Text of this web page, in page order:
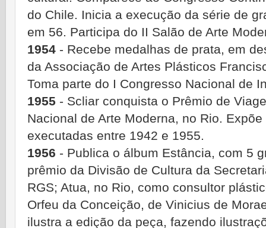
do Chile. Inicia a execução da série de
em 56. Participa do II Salão de Arte
1954 - Recebe medalhas de prata, em
da Associação de Artes Plásticos
Toma parte do I Congresso Nacional de
1955 - Scliar conquista o Prêmio de
Nacional de Arte Moderna, no Rio.
executadas entre 1942 e 1955.
1956 - Publica o álbum Estância, com 5
prêmio da Divisão de Cultura da
RGS; Atua, no Rio, como consultor
Orfeu da Conceição, de Vinicius de
ilustra a edição da peça, fazendo